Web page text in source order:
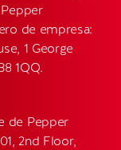
de empresa:
1 George
1QQ.
de Pepper
2nd Floor,